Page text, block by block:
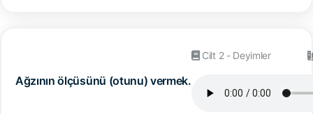
Ağzının ölçüsünü (otunu) vermek.
Cilt 2 - Deyimler